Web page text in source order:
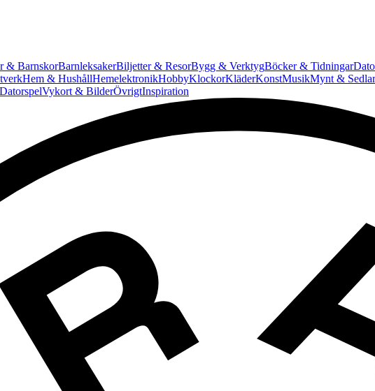
& BarnskorBarnleksakerBiljetter & ResorBygg & VerktygBöcker & Tidningar
Hem & HushållHemelektronikHobbyKlockorKläderKonstMusikMynt & Sedlar
Vykort & BilderÖvrigtInspiration